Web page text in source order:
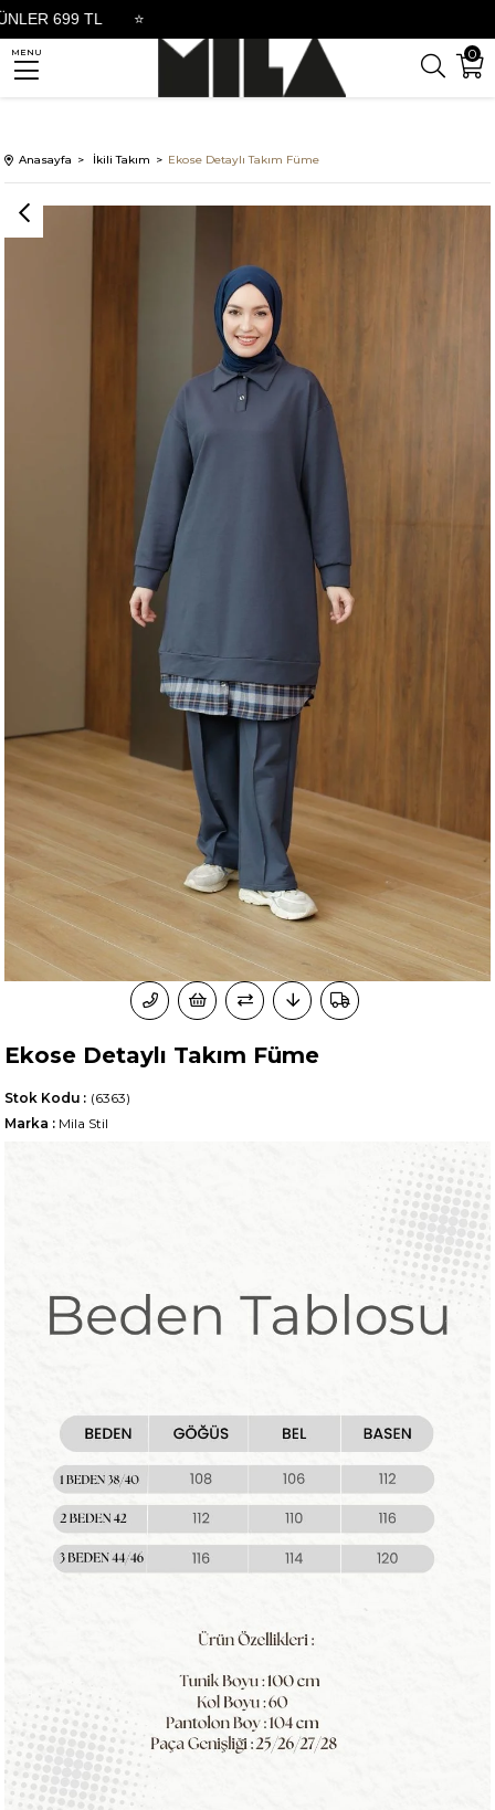
0
MENU
Anasayfa İkili Takım Ekose Detaylı Takım Füme
Ekose Detaylı Takım Füme
(6363)
Stok Kodu
Marka : Mila Stil
TL ⭐